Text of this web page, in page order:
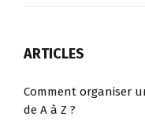
ARTICLES
Comment organiser
de A à Z ?